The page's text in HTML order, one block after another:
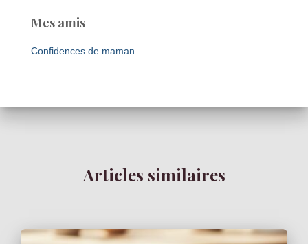
Mes amis
Confidences de maman
Articles similaires